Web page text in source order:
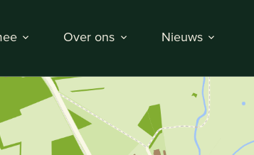
Over ons Nieuws